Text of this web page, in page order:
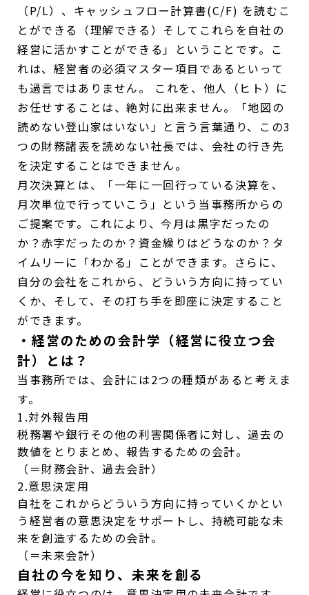
（P/L）、キャッシュフロー計算書(C/F) を読むこ
とができる（理解できる）そしてこれらを自社の
経営に活かすことができる」ということです。こ
れは、経営者の必須マスター項目であるといって
も過言ではありません。 これを、他人（ヒト）に
お任せすることは、絶対に出来ません。「地図の
読めない登山家はいない」と言う言葉通り、この3
つの財務諸表を読めない社長では、会社の行き先
を決定することはできません。
月次決算とは、「一年に一回行っている決算を、
月次単位で行っていこう」という当事務所からの
ご提案です。これにより、今月は黒字だったの
か？赤字だったのか？資金繰りはどうなのか？タ
イムリーに「わかる」ことができます。さらに、
自分の会社をこれから、どういう方向に持ってい
くか、そして、その打ち手を即座に決定すること
ができます。
・経営のための会計学（経営に役立つ会
計）とは？
当事務所では、会計には2つの種類があると考えま
す。
1.対外報告用
税務署や銀行その他の利害関係者に対し、過去の
数値をとりまとめ、報告するための会計。
（＝財務会計、過去会計）
2.意思決定用
自社をこれからどういう方向に持っていくかとい
う経営者の意思決定をサポートし、持続可能な未
来を創造するための会計。
（＝未来会計）
自社の今を知り、未来を創る